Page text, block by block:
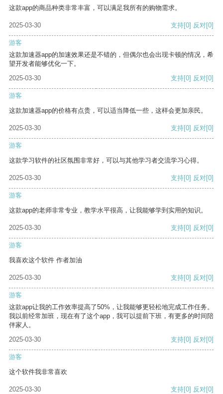
这款app的商品种类非常丰富，可以满足我所有的购物需求。
2025-03-30 支持[0] 反对[0]
游客
这款加速器app的加速效果还是不错的，但偶尔也会出现卡顿的情况，希
望开发者能够优化一下。
2025-03-30
支持[0] 反对[0]
游客
这款加速器app的价格有点贵，可以适当降低一些，这样会更加亲民。
2025-03-30 支持[0] 反对[0]
游客
这款学习软件的社区氛围非常好，可以与其他学习者交流学习心得。
2025-03-30 支持[0] 反对[0]
游客
这款app的老师非常专业，教学水平很高，让我能够学到实用的知识。
2025-03-30 支持[0] 反对[0]
游客
我喜欢这个软件 作者加油
2025-03-30 支持[0] 反对[0]
游客
这款app让我的工作效率提高了50%，让我能够更轻松地完成工作任务。
我以前经常加班，现在有了这个app，我可以提前下班，有更多的时间陪
伴家人。
2025-03-30
支持[0] 反对[0]
游客
这个软件我非常喜欢
2025-03-30 支持[0] 反对[0]